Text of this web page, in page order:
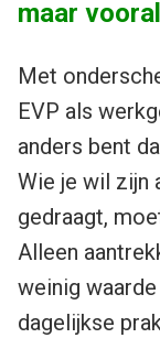
maar
Met
EVP als
anders bent
Wie je wil zijn
gedraagt,
Alleen
weinig
dagelijkse